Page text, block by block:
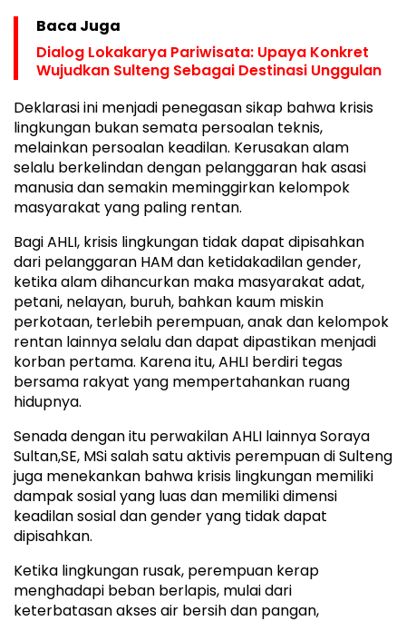
Baca Juga
Dialog Lokakarya Pariwisata: Upaya Konkret
Wujudkan Sulteng Sebagai Destinasi Unggulan
Deklarasi ini menjadi penegasan sikap bahwa krisis
lingkungan bukan semata persoalan teknis,
melainkan persoalan keadilan. Kerusakan alam
selalu berkelindan dengan pelanggaran hak asasi
manusia dan semakin meminggirkan kelompok
masyarakat yang paling rentan.
Bagi AHLI, krisis lingkungan tidak dapat dipisahkan
dari pelanggaran HAM dan ketidakadilan gender,
ketika alam dihancurkan maka masyarakat adat,
petani, nelayan, buruh, bahkan kaum miskin
perkotaan, terlebih perempuan, anak dan kelompok
rentan lainnya selalu dan dapat dipastikan menjadi
korban pertama. Karena itu, AHLI berdiri tegas
bersama rakyat yang mempertahankan ruang
hidupnya.
Senada dengan itu perwakilan AHLI lainnya Soraya
Sultan,SE, MSi salah satu aktivis perempuan di Sulteng
juga menekankan bahwa krisis lingkungan memiliki
dampak sosial yang luas dan memiliki dimensi
keadilan sosial dan gender yang tidak dapat
dipisahkan.
Ketika lingkungan rusak, perempuan kerap
menghadapi beban berlapis, mulai dari
keterbatasan akses air bersih dan pangan,